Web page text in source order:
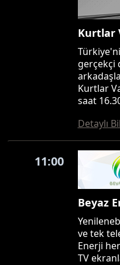
Kurtlar
gerçekçi
Kurtlar
saat
Detaylı
11:00
Beyaz
ve tek
Enerji
TV